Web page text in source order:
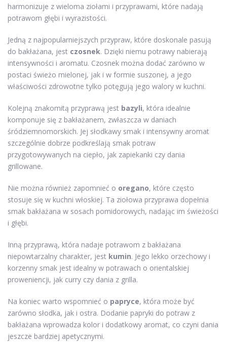
harmonizuje z wieloma ziołami i przyprawami, które nadają
potrawom głębi i wyrazistości.
Jedną z najpopularniejszych przypraw, które doskonale pasują
do bakłażana, jest czosnek. Dzięki niemu potrawy nabierają
intensywności i aromatu. Czosnek można dodać zarówno w
postaci świeżo mielonej, jak i w formie suszonej, a jego
właściwości zdrowotne tylko potęgują jego walory w kuchni.
Kolejną znakomitą przyprawą jest bazyli, która idealnie
komponuje się z bakłażanem, zwłaszcza w daniach
śródziemnomorskich. Jej słodkawy smak i intensywny aromat
szczególnie dobrze podkreślają smak potraw
przygotowywanych na ciepło, jak zapiekanki czy dania
grillowane.
Nie można również zapomnieć o oregano, które często
stosuje się w kuchni włoskiej. Ta ziołowa przyprawa dopełnia
smak bakłażana w sosach pomidorowych, nadając im świeżości
i głębi.
Inną przyprawą, która nadaje potrawom z bakłażana
niepowtarzalny charakter, jest kumin. Jego lekko orzechowy i
korzenny smak jest idealny w potrawach o orientalskiej
proweniencji, jak curry czy dania z grilla.
Na koniec warto wspomnieć o papryce, która może być
zarówno słodka, jak i ostra. Dodanie papryki do potraw z
bakłażana wprowadza kolor i dodatkowy aromat, co czyni dania
jeszcze bardziej apetycznymi.